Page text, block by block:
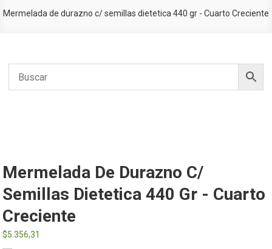
Mermelada de durazno c/ semillas dietetica 440 gr - Cuarto Creciente
Mermelada De Durazno C/
Semillas Dietetica 440 Gr - Cuarto
Creciente
$5.356,31